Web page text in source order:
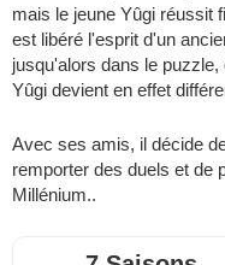
mais le jeune Yûgi réussit
est libéré l'esprit d'un
jusqu'alors dans le
Yûgi devient en effet
Avec ses amis, il décide
remporter des duels et de
Millénium..